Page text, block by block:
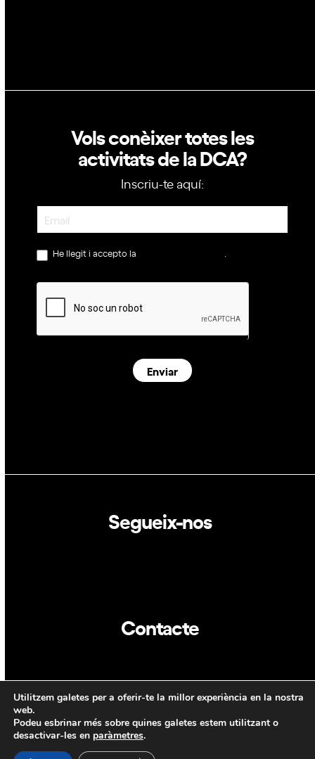
Vols conèixer totes les
activitats de la DCA?
Inscriu-te aquí:
Newsletter
He llegit i accepto la
Enviar
Segueix-nos
Contacte
CAT ENG
Utilitzem galetes per a oferir-te la millor experiència en la nostra
web.
Podeu esbrinar més sobre quines galetes estem utilitzant o
desactivar-les en paràmetres.